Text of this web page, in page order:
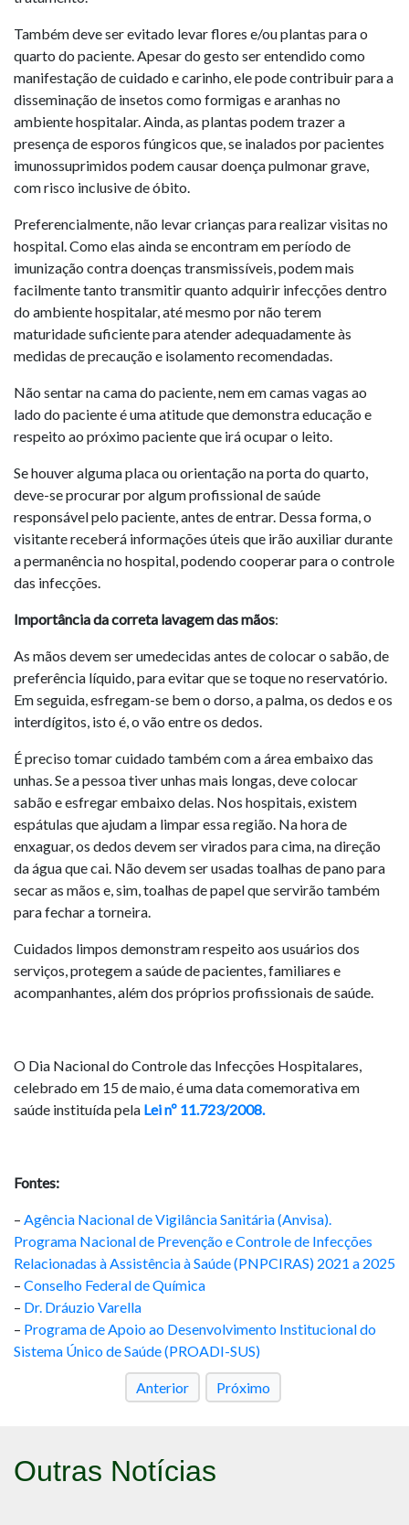
Também deve ser evitado levar flores e/ou plantas para o
quarto do paciente. Apesar do gesto ser entendido como
manifestação de cuidado e carinho, ele pode contribuir para a
disseminação de insetos como formigas e aranhas no
ambiente hospitalar. Ainda, as plantas podem trazer a
presença de esporos fúngicos que, se inalados por pacientes
imunossuprimidos podem causar doença pulmonar grave,
com risco inclusive de óbito.
Preferencialmente, não levar crianças para realizar visitas no
hospital. Como elas ainda se encontram em período de
imunização contra doenças transmissíveis, podem mais
facilmente tanto transmitir quanto adquirir infecções dentro
do ambiente hospitalar, até mesmo por não terem
maturidade suficiente para atender adequadamente às
medidas de precaução e isolamento recomendadas.
Não sentar na cama do paciente, nem em camas vagas ao
lado do paciente é uma atitude que demonstra educação e
respeito ao próximo paciente que irá ocupar o leito.
Se houver alguma placa ou orientação na porta do quarto,
deve-se procurar por algum profissional de saúde
responsável pelo paciente, antes de entrar. Dessa forma, o
visitante receberá informações úteis que irão auxiliar durante
a permanência no hospital, podendo cooperar para o controle
das infecções.
Importância da correta lavagem das mãos:
As mãos devem ser umedecidas antes de colocar o sabão, de
preferência líquido, para evitar que se toque no reservatório.
Em seguida, esfregam-se bem o dorso, a palma, os dedos e os
interdígitos, isto é, o vão entre os dedos.
É preciso tomar cuidado também com a área embaixo das
unhas. Se a pessoa tiver unhas mais longas, deve colocar
sabão e esfregar embaixo delas. Nos hospitais, existem
espátulas que ajudam a limpar essa região. Na hora de
enxaguar, os dedos devem ser virados para cima, na direção
da água que cai. Não devem ser usadas toalhas de pano para
secar as mãos e, sim, toalhas de papel que servirão também
para fechar a torneira.
Cuidados limpos demonstram respeito aos usuários dos
serviços, protegem a saúde de pacientes, familiares e
acompanhantes, além dos próprios profissionais de saúde.
O Dia Nacional do Controle das Infecções Hospitalares,
celebrado em 15 de maio, é uma data comemorativa em
saúde instituída pela Lei nº 11.723/2008.
Fontes:
– Agência Nacional de Vigilância Sanitária (Anvisa).
Programa Nacional de Prevenção e Controle de Infecções
Relacionadas à Assistência à Saúde (PNPCIRAS) 2021 a 2025
– Conselho Federal de Química
– Dr. Dráuzio Varella
– Programa de Apoio ao Desenvolvimento Institucional do
Sistema Único de Saúde (PROADI-SUS)
Anterior Próximo
Outras Notícias